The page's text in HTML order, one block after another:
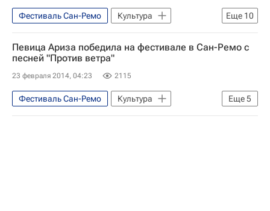
Еще 10
Фестиваль Сан-Ремо
Культура
Сан-Ремо
Европа
Италия
Лигурия
Весь мир
Аль Бано
Уилл Смит
Томас Нойвирт
Лара Фабиан (Крокарт)
Шарлиз Терон
Певица Ариза победила на фестивале в Сан-Ремо с
песней "Против ветра"
23 февраля 2014, 04:23 2115
Еще5
Фестиваль Сан-Ремо
Культура
Сан-Ремо
Италия
Весь мир